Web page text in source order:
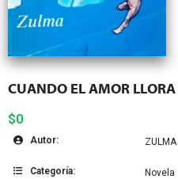
CUANDO EL AMOR LLORA
$0
Autor: ZULMA
Categoría: Novela